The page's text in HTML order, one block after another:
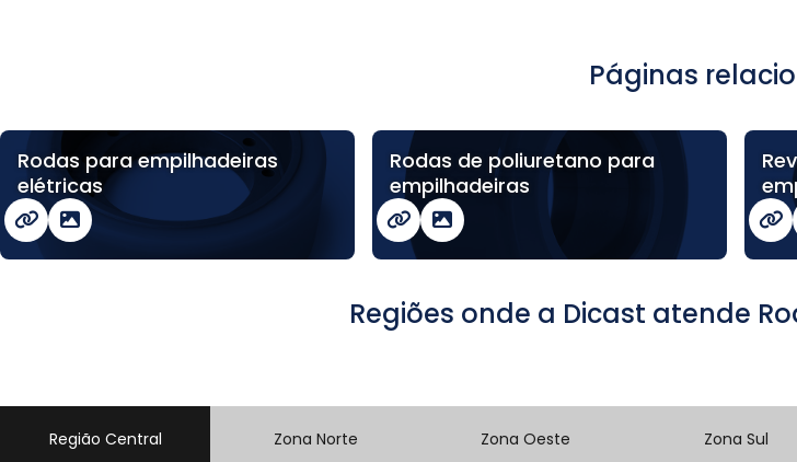
Páginas
Rodas para empilhadeiras
elétricas
Rodas de poliuretano para
empilhadeiras
Regiões onde a Dicast atende
Região Central Zona Norte Zona Oeste Zona Sul